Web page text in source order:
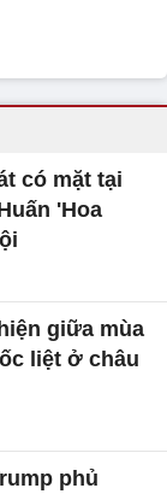
có mặt tại
'Hoa
giữa mùa
liệt ở châu
phủ